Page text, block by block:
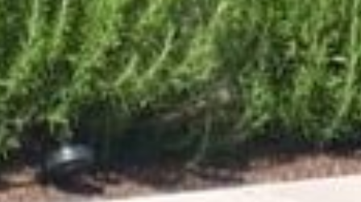
Réalisations
À propos
Régions
Contact